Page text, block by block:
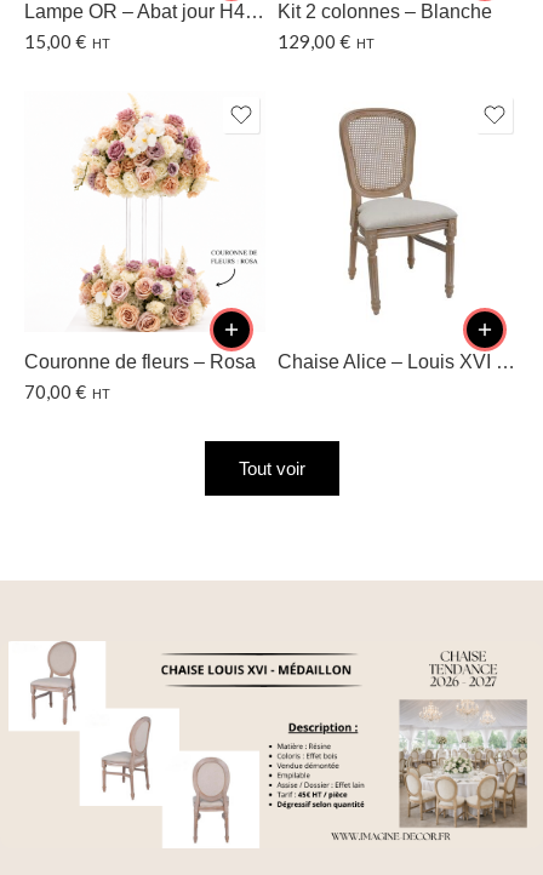
Lampe OR – Abat jour H40 CM
15,00 € HT
Kit 2 colonnes – Blanche
129,00 € HT
Couronne de fleurs – Rosa
70,00 € HT
Chaise Alice – Louis XVI – Dossier cannage
Tout voir